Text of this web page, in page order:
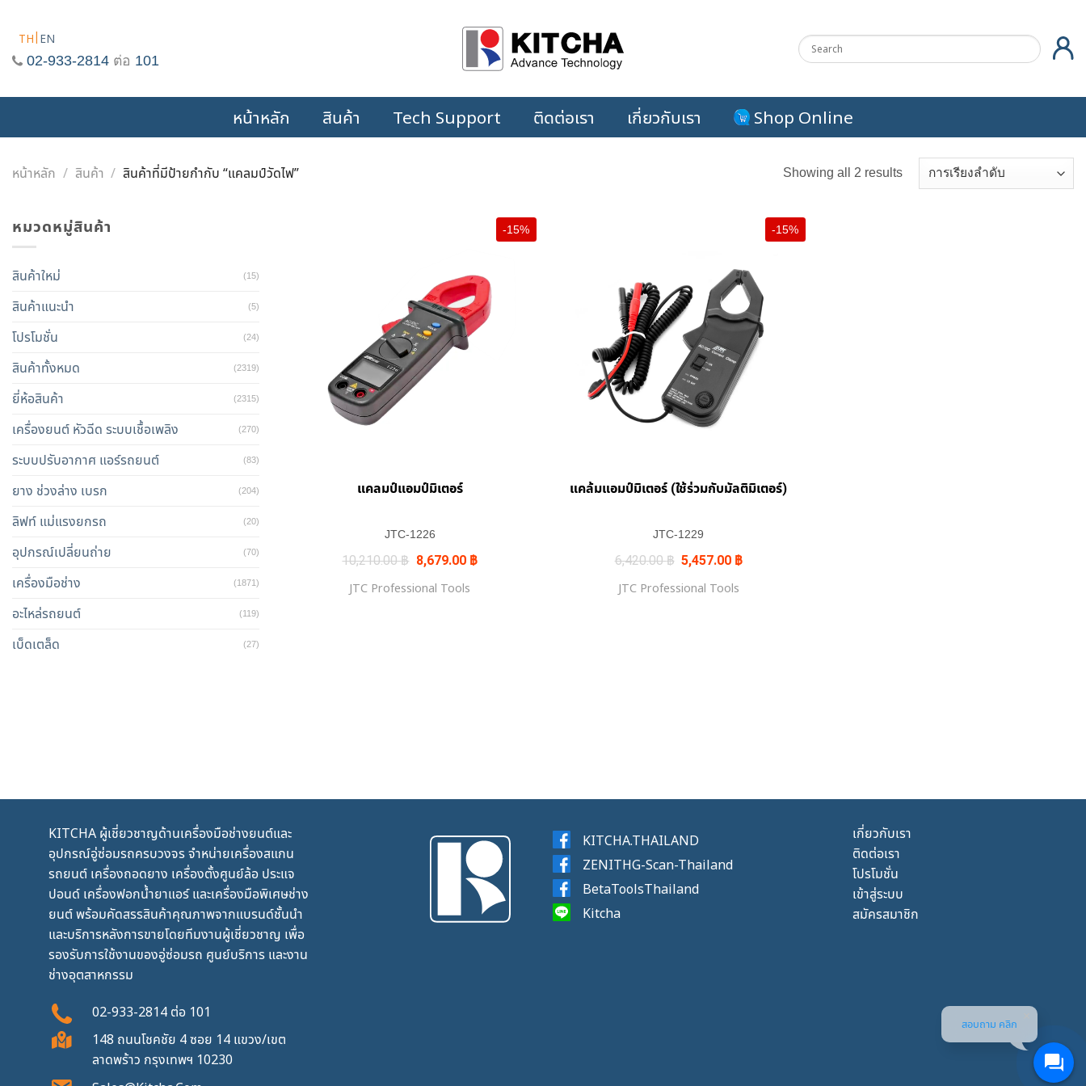
TH EN
02-933-2814 ต่อ 101
หน้าหลัก สินค้า Tech Support ติดต่อเรา เกี่ยวกับเรา Shop Online
หน้าหลัก / สินค้า / สินค้าที่มีป้ายกำกับ “แคลมป์วัดไฟ” Showing all 2 results
หมวดหมู่สินค้า
สินค้าใหม่ (15)
สินค้าแนะนำ (5)
โปรโมชั่น (24)
สินค้าทั้งหมด (2319)
ยี่ห้อสินค้า (2315)
เครื่องยนต์ หัวฉีด ระบบเชื้อเพลิง (270)
ระบบปรับอากาศ แอร์รถยนต์ (83)
ยาง ช่วงล่าง เบรก (204)
ลิฟท์ แม่แรงยกรถ (20)
อุปกรณ์เปลี่ยนถ่าย (70)
เครื่องมือช่าง (1871)
อะไหล่รถยนต์ (119)
เบ็ดเตล็ด (27)
-15%
+
แคลมป์แอมป์มิเตอร์
JTC-1226
10,210.00฿ Original
price
was:
10,210.00 ฿.
8,679.00 ฿Current
JTC Professional Tools
-15%
แคล้มแอมป์มิเตอร์ (ใช้ร่วมกับมัลติมิเตอร์)
JTC-1229
6,420.00฿ Original
price
was:
6,420.00 ฿.
5,457.00 ฿Current
JTC Professional Tools
KITCHA ผู้เชี่ยวชาญด้านเครื่องมือช่างยนต์และ
อุปกรณ์อู่ซ่อมรถครบวงจร จำหน่ายเครื่องสแกน
รถยนต์ เครื่องถอดยาง เครื่องตั้งศูนย์ล้อ ประแจ
ปอนด์ เครื่องฟอกน้ำยาแอร์ และเครื่องมือพิเศษช่าง
ยนต์ พร้อมคัดสรรสินค้าคุณภาพจากแบรนด์ชั้นนำ
และบริการหลังการขายโดยทีมงานผู้เชี่ยวชาญ เพื่อ
รองรับการใช้งานของอู่ซ่อมรถ ศูนย์บริการ และงาน
ช่างอุตสาหกรรม
02-933-2814 ต่อ101
148 ถนนโชคชัย 4 ซอย 14 แขวง/เขต
ลาดพร้าว กรุงเทพฯ 10230
KITCHA.THAILAND
ZENITHG-Scan-Thailand
BetaToolsThailand
Kitcha
เกี่ยวกับเรา
ติดต่อเรา
โปรโมชั่น
เข้าสู่ระบบ
สมัครสมาชิก
สอบถาม คลิก